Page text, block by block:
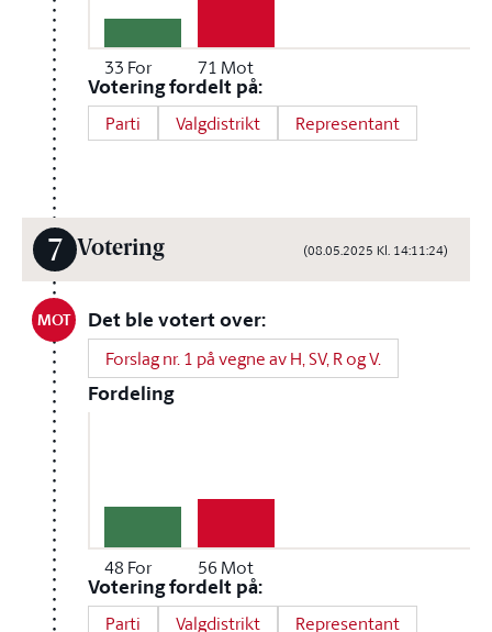
33 For 71 Mot
Votering fordelt på:
Parti Valgdistrikt Representant
7 Votering (08.05.2025 Kl. 14:11:24)
MOT Det ble votert over:
Forslag nr. 1 på vegne av H, SV, R og V.
Fordeling
48 For 56 Mot
Votering fordelt på:
Parti Valgdistrikt Representant